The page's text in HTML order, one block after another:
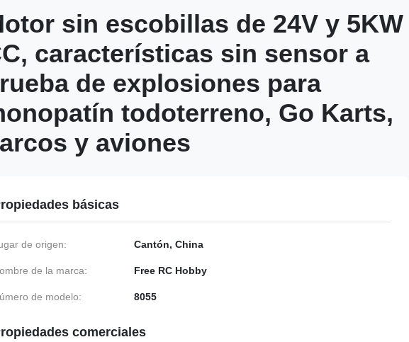
sin escobillas de 24V y 5KW
características sin sensor a
de explosiones para
todoterreno, Go Karts,
y aviones
básicas
de origen: Cantón, China
de la marca: Free RC Hobby
de modelo: 8055
comerciales